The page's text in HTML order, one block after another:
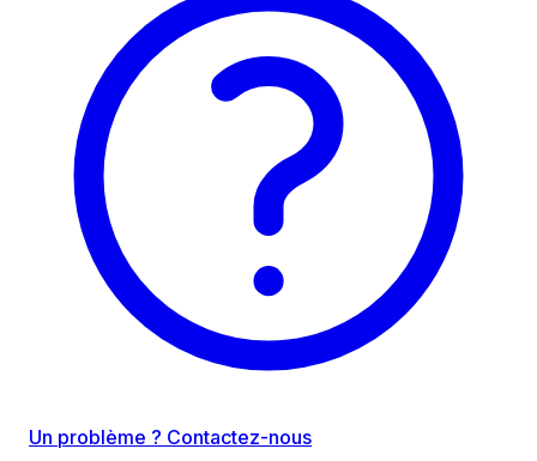
Un problème ? Contactez-nous